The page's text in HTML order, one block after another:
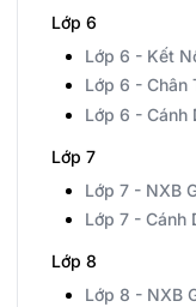
Lớp 6
Lớp 6 - Kết
Lớp 6 - Chân
Lớp 6 - Cánh
Lớp 7
Lớp 7 - NXB
Lớp 7 - Cánh
Lớp 8
Lớp 8 - NXB